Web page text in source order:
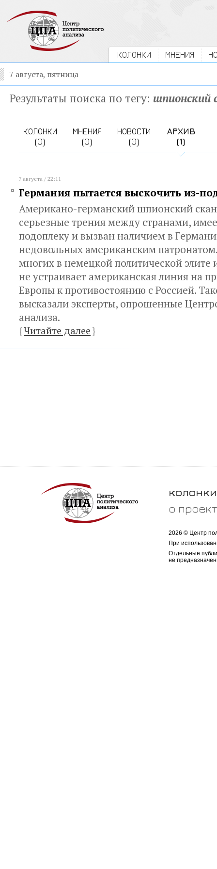
КОЛОНКИ МНЕНИЯ
7 августа, пятница
Результаты поиска по тегу: шпионский
КОЛОНКИ
(0)
МНЕНИЯ
(0)
НОВОСТИ
(0)
АРХИВ
(1)
7 августа / 22:11
Германия пытается выскочить из-
Американо-германский шпионский
серьезные трения между странами,
подоплеку и вызван наличием в
недовольных американским
многих в немецкой политической элите
не устраивает американская линия на
Европы к противостоянию с Россией.
высказали эксперты, опрошенные
анализа.
{Читайте далее}
колонки
о
2026 © Центр
При
Отдельные
не